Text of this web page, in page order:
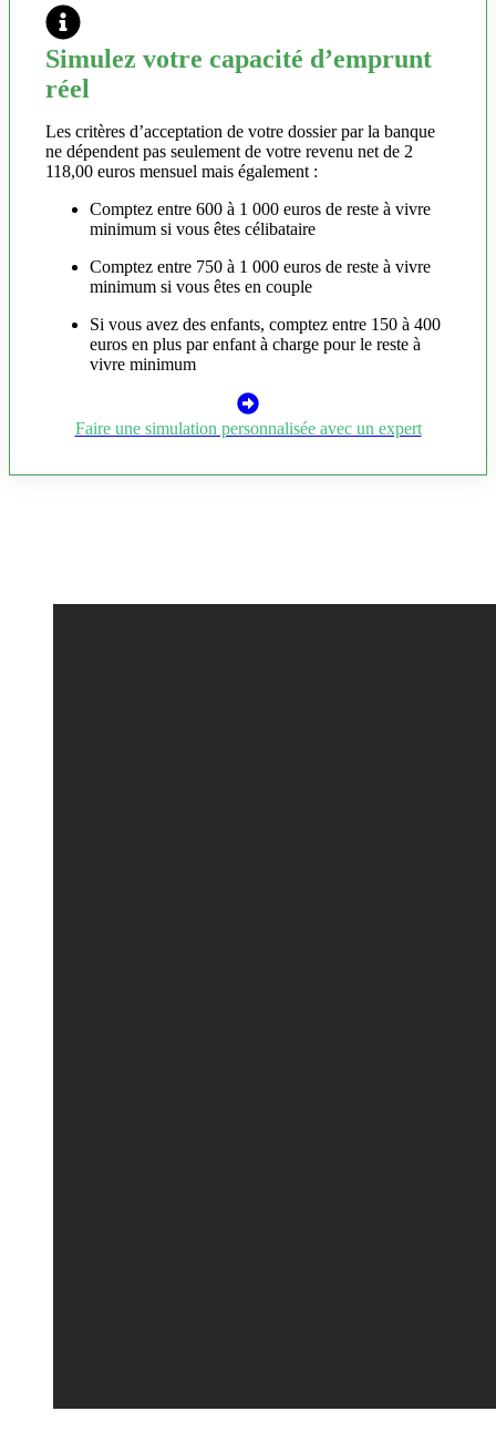
Simulez votre capacité d’emprunt
réel
Les critères d’acceptation de votre dossier par la banque
ne dépendent pas seulement de votre revenu net de 2
118,00 euros mensuel mais également :
Comptez entre 600 à 1 000 euros de reste à vivre
minimum si vous êtes célibataire
Comptez entre 750 à 1 000 euros de reste à vivre
minimum si vous êtes en couple
Si vous avez des enfants, comptez entre 150 à 400
euros en plus par enfant à charge pour le reste à
vivre minimum
Faire une simulation personnalisée avec un expert